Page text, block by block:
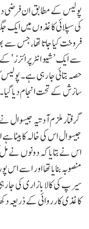
پولیس کے مطابق ان
کی سپلائی کاغذوں میں ایک
فروخت کیا جاتا تھا، جس سے
سے ایک ’شیو انٹرپرائزز‘
حصہ بتائی جا رہی ہے۔ پولیس
سازش کے تحت انجام دیا
گرفتار ملزم آدتیہ
جیسوال اس کی خالہ کا بیٹا
اس نے بتایا کہ دونوں نے مل
منصوبہ بنایا تھا اور اسے
سیرپ کی کالا بازاری کی
کاغذی کارروائی کے ذریعہ